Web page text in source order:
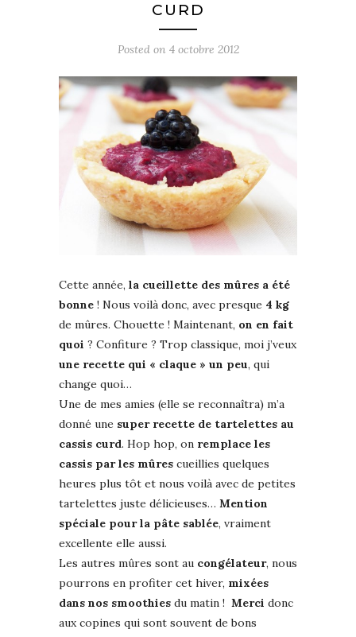
CURD
Posted on 4 octobre 2012
Cette année, la cueillette des mûres a été
bonne ! Nous voilà donc, avec presque 4 kg
de mûres. Chouette ! Maintenant, on en fait
quoi ? Confiture ? Trop classique, moi j’veux
une recette qui « claque » un peu, qui
change quoi…
Une de mes amies (elle se reconnaîtra) m’a
donné une super recette de tartelettes au
cassis curd. Hop hop, on remplace les
cassis par les mûres cueillies quelques
heures plus tôt et nous voilà avec de petites
tartelettes juste délicieuses… Mention
spéciale pour la pâte sablée, vraiment
excellente elle aussi.
Les autres mûres sont au congélateur, nous
pourrons en profiter cet hiver, mixées
dans nos smoothies du matin ! Merci donc
aux copines qui sont souvent de bons